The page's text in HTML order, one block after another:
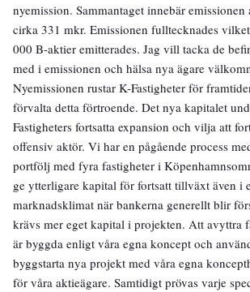
nyemission. Sammantaget innebär
cirka 331 mkr. Emissionen fulltecknades
000 B-aktier emitterades. Jag vill tacka de
med i emissionen och hälsa nya ägare
Nyemissionen rustar K-Fastigheter för
förvalta detta förtroende. Det nya kapitalet
Fastigheters fortsatta expansion och vilja att
offensiv aktör. Vi har en pågående process
portfölj med fyra fastigheter i
ge ytterligare kapital för fortsatt tillväxt även i
marknadsklimat när bankerna generellt blir
krävs mer eget kapital i projekten. Att avyttra
är byggda enligt våra egna koncept och
byggstarta nya projekt med våra egna
för våra aktieägare. Samtidigt prövas varje